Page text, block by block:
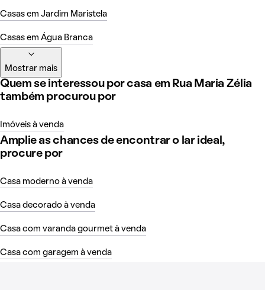
Casas em Jardim Maristela
Casas em Água Branca
Mostrar mais
Quem se interessou por casa em Rua Maria Zélia
também procurou por
Imóveis à venda
Amplie as chances de encontrar o lar ideal,
procure por
Casa moderno à venda
Casa decorado à venda
Casa com varanda gourmet à venda
Casa com garagem à venda